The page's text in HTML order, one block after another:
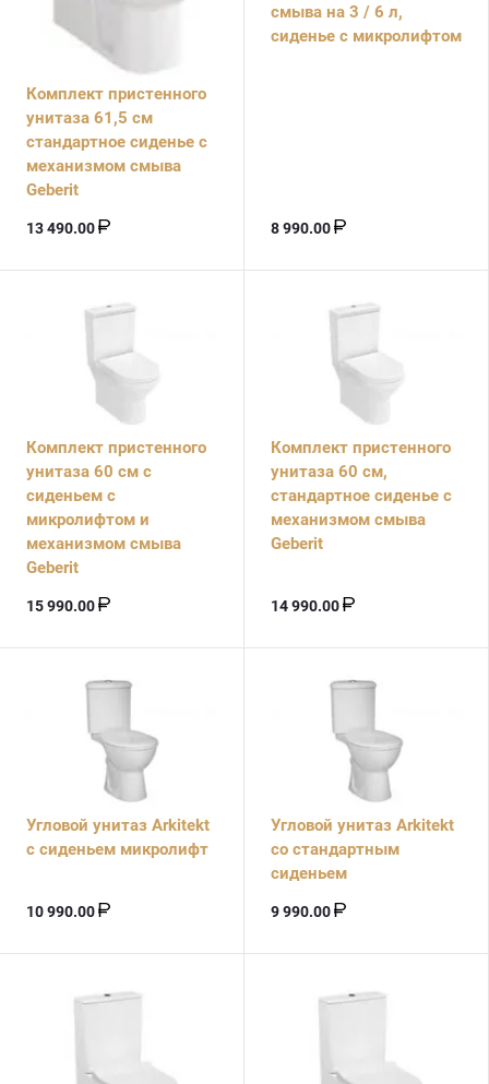
Комплект пристенного
унитаза 61,5 см
стандартное сиденье с
механизмом смыва
Geberit
13 490.00
смыва на 3 / 6 л,
сиденье с микролифтом
8 990.00
Комплект пристенного
унитаза 60 см с
сиденьем с
микролифтом и
механизмом смыва
Geberit
15 990.00
Комплект пристенного
унитаза 60 см,
стандартное сиденье с
механизмом смыва
Geberit
14 990.00
Угловой унитаз Arkitekt
с сиденьем микролифт
10 990.00
Угловой унитаз Arkitekt
со стандартным
сиденьем
9 990.00